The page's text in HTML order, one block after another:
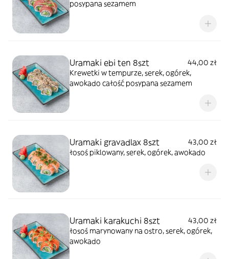
posypana sezamem
Uramaki ebi ten 8szt
44,00 zł
Krewetki w tempurze, serek, ogórek,
awokado całość posypana sezamem
Uramaki gravadlax 8szt
43,00 zł
łosoś piklowany, serek, ogórek, awokado
Uramaki karakuchi 8szt
43,00 zł
łosoś marynowany na ostro, serek, ogórek,
awokado